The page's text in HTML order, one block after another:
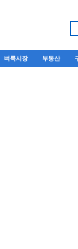
벼룩시장 부동산